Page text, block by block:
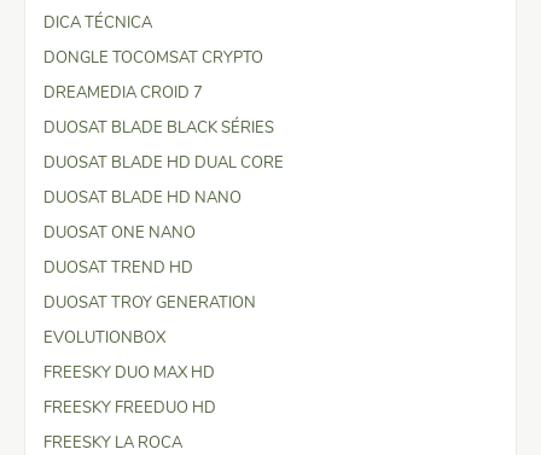
DICA TÉCNICA
DONGLE TOCOMSAT CRYPTO
DREAMEDIA CROID 7
DUOSAT BLADE BLACK SÉRIES
DUOSAT BLADE HD DUAL CORE
DUOSAT BLADE HD NANO
DUOSAT ONE NANO
DUOSAT TREND HD
DUOSAT TROY GENERATION
EVOLUTIONBOX
FREESKY DUO MAX HD
FREESKY FREEDUO HD
FREESKY LA ROCA